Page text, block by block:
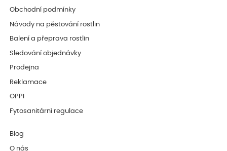
Obchodní podmínky
Návody na pěstování rostlin
Balení a přeprava rostlin
Sledování objednávky
Prodejna
Reklamace
OPPI
Fytosanitární regulace
Blog
O nás